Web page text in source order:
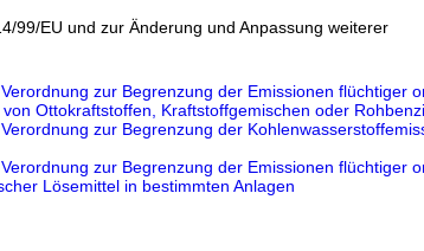
99/EU und zur Änderung und Anpassung weiterer
zur Begrenzung der Emissionen flüchtiger
Ottokraftstoffen, Kraftstoffgemischen oder
zur Begrenzung der
zur Begrenzung der Emissionen flüchtiger
Lösemittel in bestimmten Anlagen